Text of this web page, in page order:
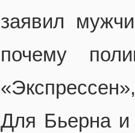
заявил
почему
Для Бьерна